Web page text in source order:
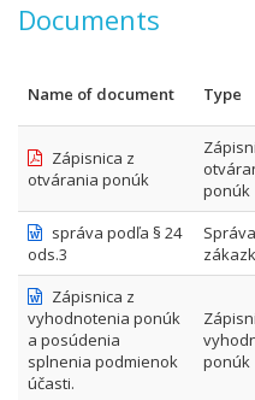
Documents
Name of document Type
Zápisnica z
otvárania ponúk
ponúk
správa podľa § 24
ods.3
Zápisnica z
vyhodnotenia ponúk
a posúdenia
splnenia podmienok
účasti.
ponúk